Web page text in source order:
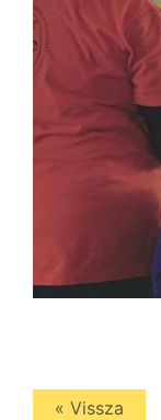
« Vissza